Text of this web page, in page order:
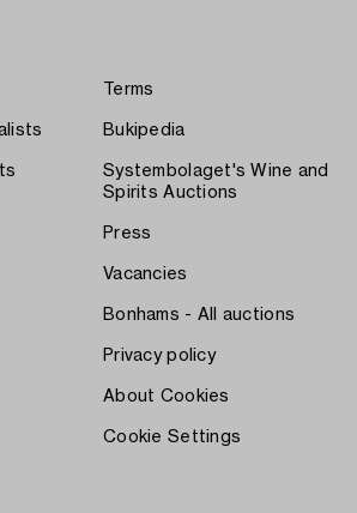
Terms
Bukipedia
Systembolaget's Wine and
Spirits Auctions
Press
Vacancies
Bonhams - All auctions
Privacy policy
About Cookies
Cookie Settings